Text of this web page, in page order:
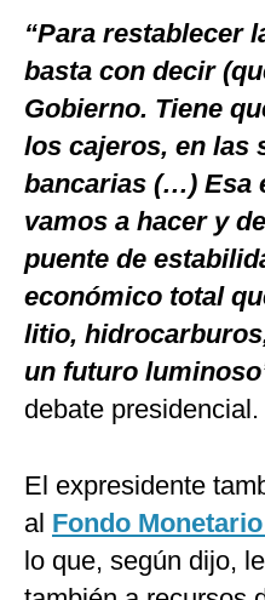
“Para restablecer
basta con decir
Gobierno. Tiene
los cajeros, en las
bancarias (…) Esa
vamos a hacer y
puente de
económico total
litio,
un futuro
debate presidencial.
El expresidente
al Fondo
lo que, según dijo,